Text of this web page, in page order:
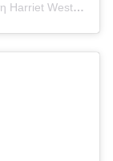
Η δημοσίευση κοινοποιήθηκε από το χρήστη Harriet Westmoreland (@harrietwestmoreland)